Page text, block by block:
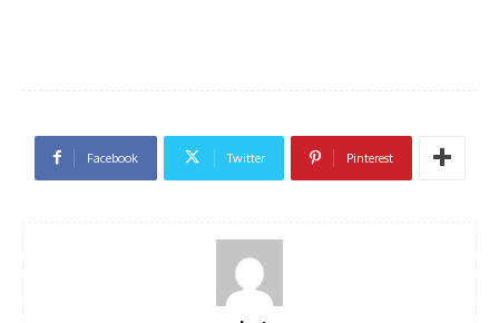
Facebook Twitter Pinterest